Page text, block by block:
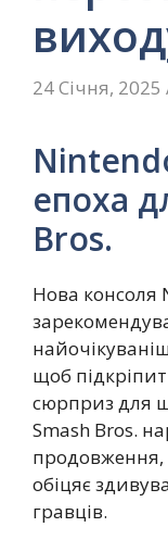
24 Січня, 2025
епоха
Bros.
Нова консоля
щоб
сюрприз для
Smash Bros.
продовження,
обіцяє
гравців.